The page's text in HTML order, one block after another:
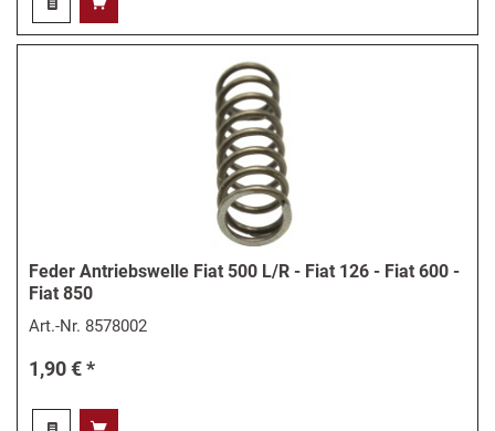
Feder Antriebswelle Fiat 500 L/R - Fiat 126 - Fiat 600 -
Fiat 850
Art.-Nr. 8578002
1,90 € *